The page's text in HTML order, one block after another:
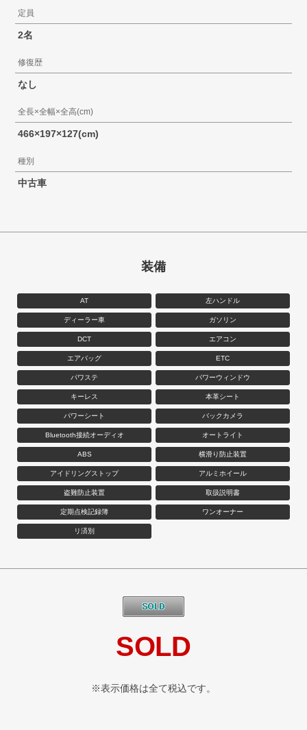
定員
2名
修復歴
なし
全長×全幅×全高(cm)
466×197×127(cm)
種別
中古車
装備
AT 左ハンドル
ディーラー車 ガソリン
DCT エアコン
エアバッグ ETC
パワステ パワーウィンドウ
キーレス 本革シート
パワーシート バックカメラ
Bluetooth接続オーディオ オートライト
ABS 横滑り防止装置
アイドリングストップ アルミホイール
盗難防止装置 取扱説明書
定期点検記録簿 ワンオーナー
リ済別
SOLD
※表示価格は全て税込です。